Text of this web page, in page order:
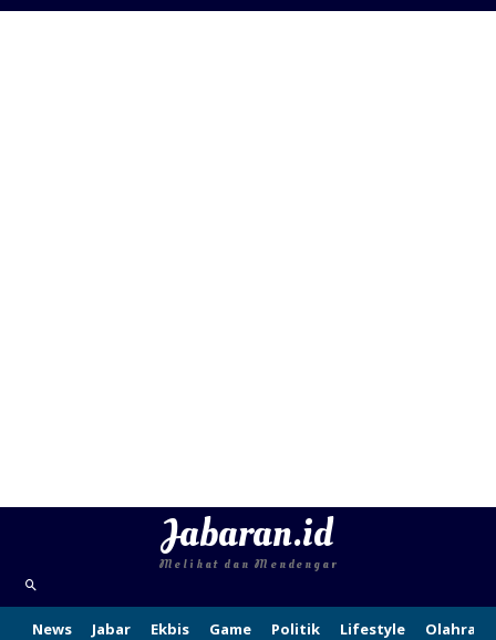
Jabaran.id
Melihat dan Mendengar
News Jabar Ekbis Game Politik Lifestyle Olahraga